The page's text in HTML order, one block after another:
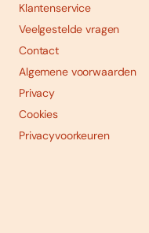
Klantenservice
Veelgestelde vragen
Contact
Algemene voorwaarden
Privacy
Cookies
Privacyvoorkeuren